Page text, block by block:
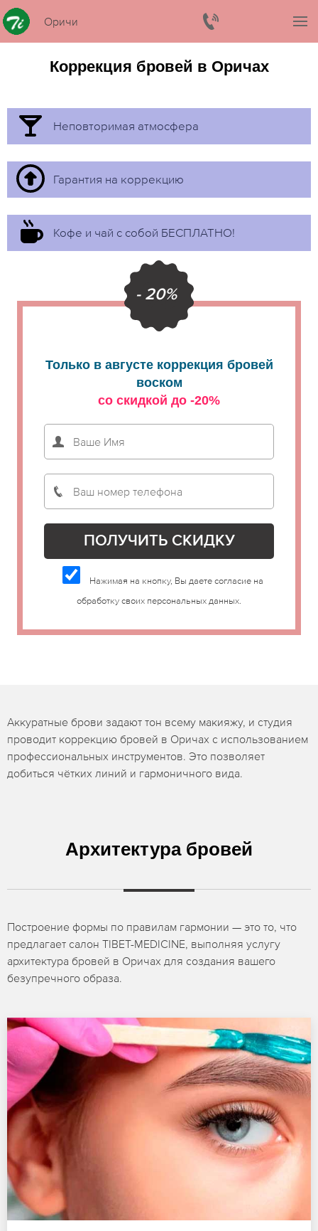
Оричи
Коррекция бровей в Оричах
Неповторимая атмосфера
Гарантия на коррекцию
Кофе и чай с собой БЕСПЛАТНО!
- 20%
Только в августе коррекция бровей
воском
со скидкой до -20%
Нажимая на кнопку, Вы даете согласие на
обработку своих персональных данных.
Аккуратные брови задают тон всему макияжу, и студия
проводит коррекцию бровей в Оричах с использованием
профессиональных инструментов. Это позволяет
добиться чётких линий и гармоничного вида.
Архитектура бровей
Построение формы по правилам гармонии — это то, что
предлагает салон TIBET-MEDICINE, выполняя услугу
архитектура бровей в Оричах для создания вашего
безупречного образа.